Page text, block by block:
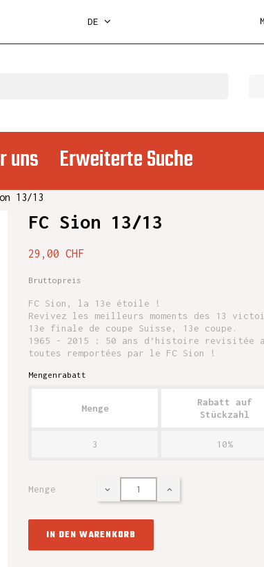
DE
uns Erweiterte Suche
13/13
FC Sion 13/13
29,00 CHF
Bruttopreis
FC Sion, la 13e étoile !
Revivez les meilleurs moments des 13
13e finale de coupe Suisse, 13e coupe.
1965 - 2015 : 50 ans d’histoire revisitée
toutes remportées par le FC Sion !
Mengenrabatt
Menge
Rabatt auf
Stückzahl
3 10%
Menge
IN DEN WARENKORB